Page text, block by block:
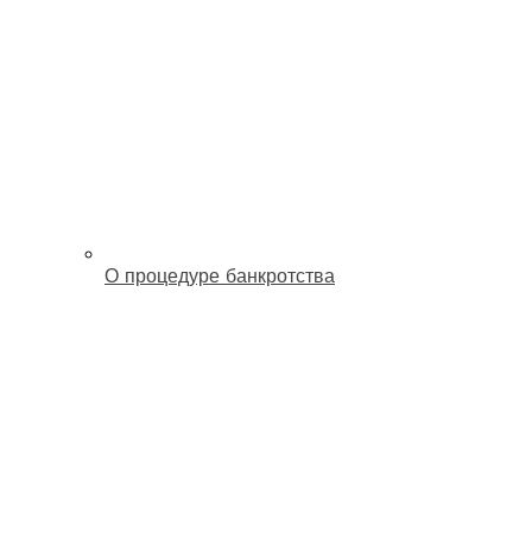
О процедуре банкротства